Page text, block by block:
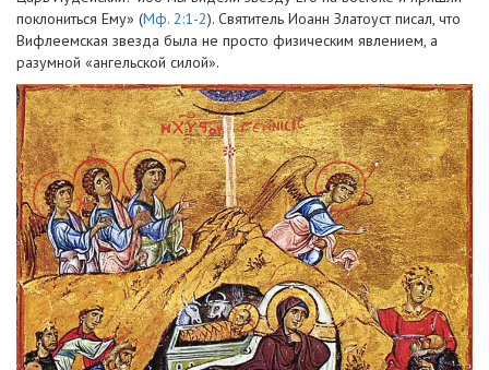
поклониться Ему» (Мф. 2:1-2). Святитель Иоанн Златоуст писал, что
Вифлеемская звезда была не просто физическим явлением, а
разумной «ангельской силой».